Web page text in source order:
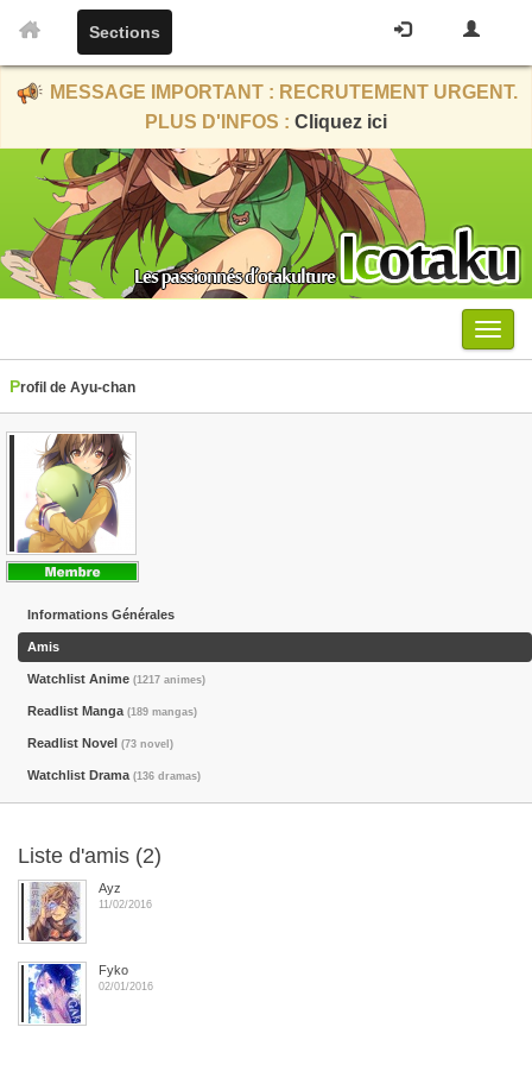
Sections
MESSAGE IMPORTANT : RECRUTEMENT URGENT.
PLUS D'INFOS : Cliquez ici
Menu
Profil de Ayu-chan
Informations Générales
Amis
Watchlist Anime (1217 animes)
Readlist Manga (189 mangas)
Readlist Novel (73 novel)
Watchlist Drama (136 dramas)
Liste d'amis (2)
Ayz
11/02/2016
Fyko
02/01/2016